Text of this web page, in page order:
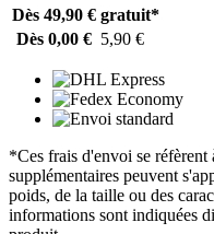
Dès 49,90 € gratuit*
Dès 0,00 € 5,90 €
*Ces frais d'envoi se
supplémentaires peuvent
poids, de la taille ou des
informations sont indiquées